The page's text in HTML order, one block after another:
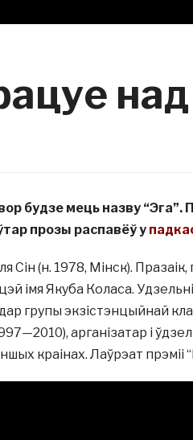
будзе мець назву “Эга”.
прозы распавёў у
Сін (н. 1978, Мінск).
імя Якуба Коласа.
групы экзістэнцыйнай
арганізатар і
краінах. Лаўрэат